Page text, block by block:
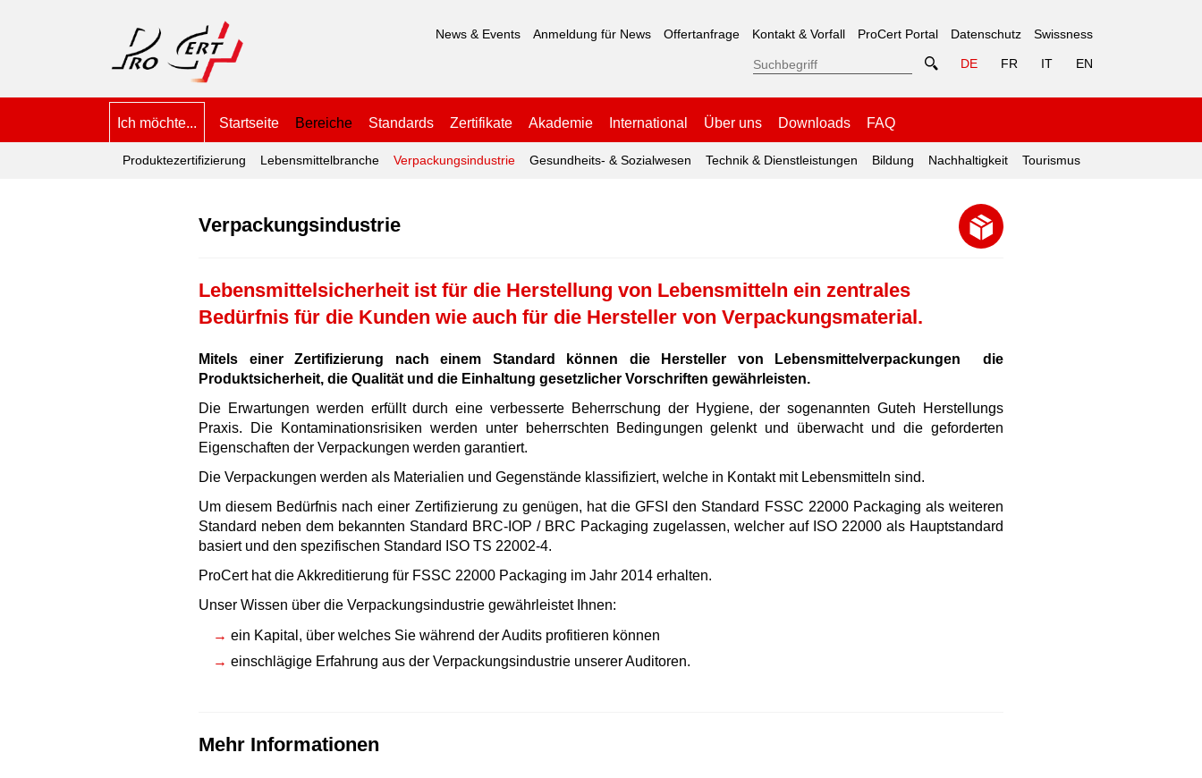
News & Events Anmeldung für News Offertanfrage Kontakt & Vorfall ProCert Portal Datenschutz Swissness
DE FR IT EN
Ich möchte... Startseite Bereiche
Produktezertifizierung Lebensmittelbranche Verpackungsindustrie Gesundheits- & Sozialwesen Technik & Dienstleistungen Bildung Nachhaltigkeit Tourismus
Standards Zertifikate Akademie International Über uns Downloads FAQ
Verpackungsindustrie
Lebensmittelsicherheit ist für die Herstellung von Lebensmitteln ein zentrales
Bedürfnis für die Kunden wie auch für die Hersteller von Verpackungsmaterial.
Mitels einer Zertifizierung nach einem Standard können die Hersteller von Lebensmittelverpackungen die
Produktsicherheit, die Qualität und die Einhaltung gesetzlicher Vorschriften gewährleisten.
Die Erwartungen werden erfüllt durch eine verbesserte Beherrschung der Hygiene, der sogenannten Guteh Herstellungs
Praxis. Die Kontaminationsrisiken werden unter beherrschten Bedingungen gelenkt und überwacht und die geforderten
Eigenschaften der Verpackungen werden garantiert.
Die Verpackungen werden als Materialien und Gegenstände klassifiziert, welche in Kontakt mit Lebensmitteln sind.
Um diesem Bedürfnis nach einer Zertifizierung zu genügen, hat die GFSI den Standard FSSC 22000 Packaging als weiteren
Standard neben dem bekannten Standard BRC-IOP / BRC Packaging zugelassen, welcher auf ISO 22000 als Hauptstandard
basiert und den spezifischen Standard ISO TS 22002-4.
ProCert hat die Akkreditierung für FSSC 22000 Packaging im Jahr 2014 erhalten.
Unser Wissen über die Verpackungsindustrie gewährleistet Ihnen:
ein Kapital, über welches Sie während der Audits profitieren können
einschlägige Erfahrung aus der Verpackungsindustrie unserer Auditoren.
Mehr Informationen